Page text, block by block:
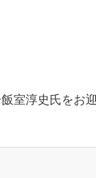
室淳史氏をお迎